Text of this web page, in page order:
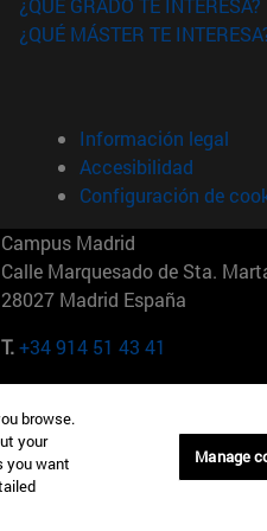
ventana)
ventana)
¿QUÉ GRADO TE INTERESA?
¿QUÉ MÁSTER TE
Información legal
Accesibilidad
Configuración de
Campus Madrid
Calle Marquesado de Sta.
28027 Madrid España
T.+34 914 51 43 41
Maria-Theresia-Straße 15
Múnich Alemania
T.+49 89 24209790
browse.
your
you want
Manage